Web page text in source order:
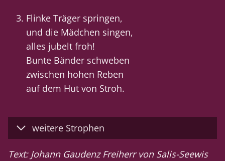
Flinke Träger springen,
und die Mädchen singen,
alles jubelt froh!
Bunte Bänder schweben
zwischen hohen Reben
auf dem Hut von Stroh.
weitere Strophen
Text: Johann Gaudenz Freiherr von Salis-Seewis